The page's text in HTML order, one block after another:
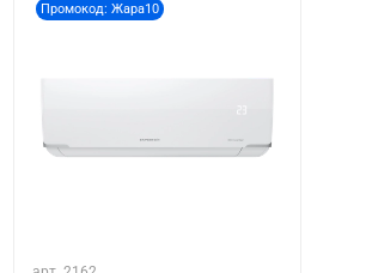
Промокод: Жара10